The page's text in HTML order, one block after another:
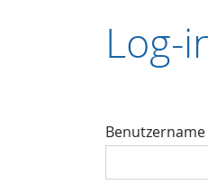
Log-
Benutzername